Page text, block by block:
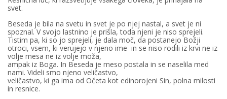
svet.
Beseda je bila na svetu in svet je po njej nastal, a svet je ni
spoznal. V svojo lastnino je prišla, toda njeni je niso sprejeli.
Tistim pa, ki so jo sprejeli, je dala moč, da postanejo Božji
otroci, vsem, ki verujejo v njeno ime in se niso rodili iz krvi ne iz
volje mesa ne iz volje moža,
ampak iz Boga. In Beseda je meso postala in se naselila med
nami. Videli smo njeno veličastvo,
veličastvo, ki ga ima od Očeta kot edinorojeni Sin, polna milosti
in resnice.